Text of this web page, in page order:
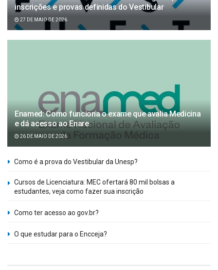
inscrições e provas definidas do Vestibular
27 DE MAIO DE 2026
Enamed: Como funciona o exame que avalia Medicina
e dá acesso ao Enare
26 DE MAIO DE 2026
Como é a prova do Vestibular da Unesp?
Cursos de Licenciatura: MEC ofertará 80 mil bolsas a
estudantes, veja como fazer sua inscrição
Como ter acesso ao gov.br?
O que estudar para o Encceja?